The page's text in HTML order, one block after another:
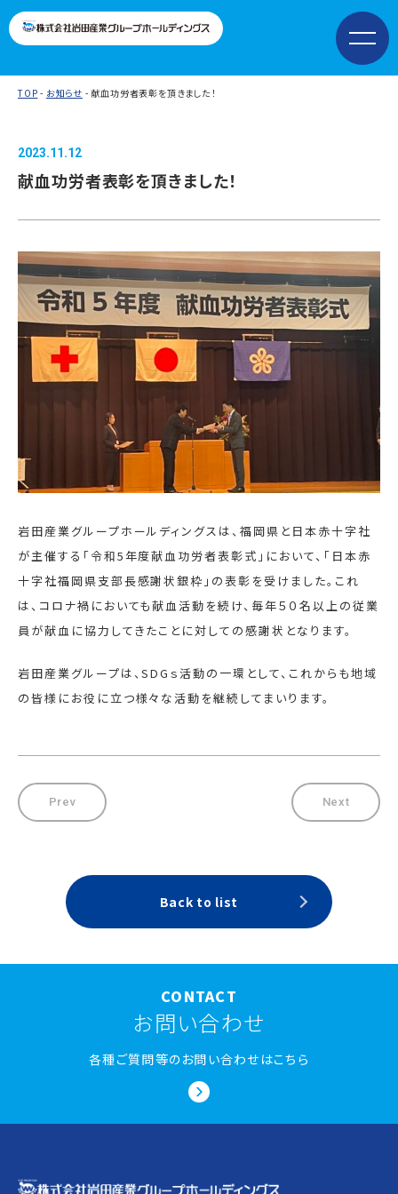
TOP - お知らせ - 献血功労者表彰を頂きました！
2023.11.12
献血功労者表彰を頂きました！
岩田産業グループホールディングスは、福岡県と日本赤十字社
が主催する「令和5年度献血功労者表彰式」において、「日本赤
十字社福岡県支部長感謝状銀枠」の表彰を受けました。これ
は、コロナ禍においても献血活動を続け、毎年５０名以上の従業
員が献血に協力してきたことに対しての感謝状となります。
岩田産業グループは、SDGｓ活動の一環として、これからも地域
の皆様にお役に立つ様々な活動を継続してまいります。
Prev Next
Back to list
CONTACT
お問い合わせ
各種ご質問等のお問い合わせはこちら